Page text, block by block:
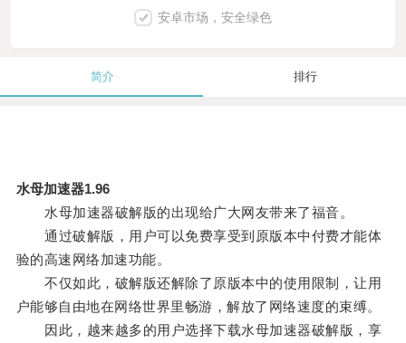
安卓市场，安全绿色
简介 排行
水母加速器1.96
水母加速器破解版的出现给广大网友带来了福音。
通过破解版，用户可以免费享受到原版本中付费才能体
验的高速网络加速功能。
不仅如此，破解版还解除了原版本中的使用限制，让用
户能够自由地在网络世界里畅游，解放了网络速度的束缚。
因此，越来越多的用户选择下载水母加速器破解版，享